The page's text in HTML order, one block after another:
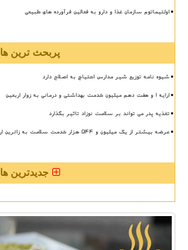
اولتیماتوم سازمان غذا و دارو به فعالین فرآورده های طبیعی
پربحث ترین ها
شیوه نامه توزیع شیر مدارس احتیاج به اصلاح دارد
ارایه ۱ و هفت دهم میلیون خدمت بهداشتی و درمانی به زوار اربعین
تغذیه پدر می تواند بر سلامت نوزاد تاثیر بگذارد
عرضه بیشتر از یک میلیون و ۵۴۴ هزار خدمت سلامت به زائرین اربعین
جدیدترین ها